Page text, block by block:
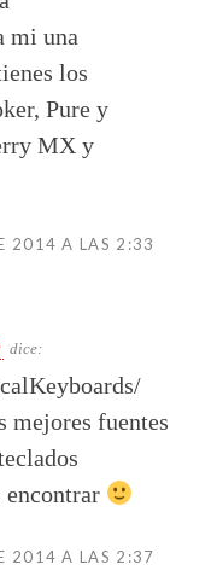
mi una
los
Pure y
MX y
2014 A LAS 2:33
dice:
mejores fuentes
encontrar
2014 A LAS 2:37